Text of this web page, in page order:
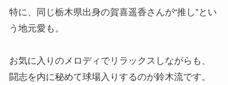
特に、同じ栃木県出身の賀喜遥香さんが“推し”とい
う地元愛も。
お気に入りのメロディでリラックスしながらも、
闘志を内に秘めて球場入りするのが鈴木流です。